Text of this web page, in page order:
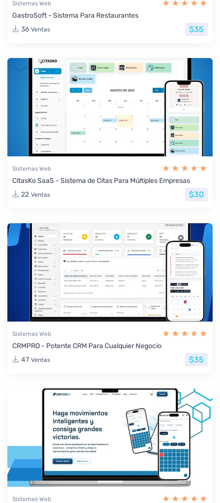
Sistemas Web
GastroSoft - Sistema Para Restaurantes
36 Ventas $35
Sistemas Web
CitasKo SaaS - Sistema de Citas Para Múltiples Empresas
22 Ventas $30
Sistemas Web
CRMPRO - Potente CRM Para Cualquier Negocio
47 Ventas $35
Sistemas Web